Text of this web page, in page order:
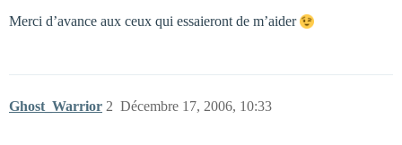
Merci d’avance aux ceux qui essaieront de m’aider
Ghost_Warrior Décembre 17, 2006, 10:33
2